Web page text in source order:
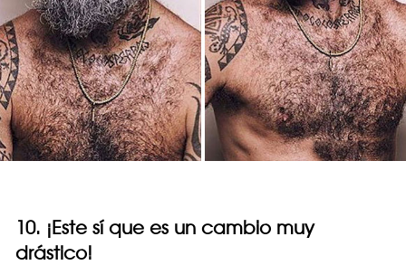
10. ¡Este sí que es un cambio muy
drástico!